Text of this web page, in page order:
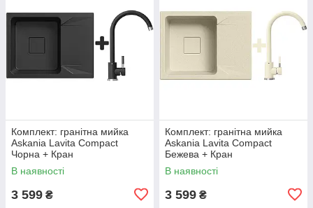
Комплект: гранітна мийка
Askania Lavita Compact
Чорна + Кран
В наявності
3 599 ₴
Комплект: гранітна мийка
Askania Lavita Compact
Бежева + Кран
В наявності
3 599 ₴